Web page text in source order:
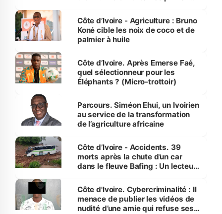
Côte d’Ivoire - Agriculture : Bruno
Koné cible les noix de coco et de
palmier à huile
Côte d’Ivoire. Après Emerse Faé,
quel sélectionneur pour les
Éléphants ? (Micro-trottoir)
Parcours. Siméon Ehui, un Ivoirien
au service de la transformation
de l’agriculture africaine
Côte d’Ivoire - Accidents. 39
morts après la chute d’un car
dans le fleuve Bafing : Un lecteur
des Transports
Côte d'Ivoire. Cybercriminalité : Il
menace de publier les vidéos de
nudité d’une amie qui refuse ses